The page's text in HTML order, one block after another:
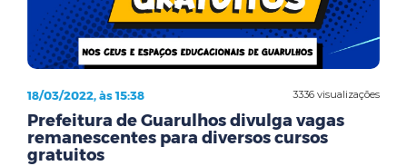
3336 visualizações
18/03/2022, às 15:38
Prefeitura de Guarulhos divulga vagas
remanescentes para diversos cursos
gratuitos